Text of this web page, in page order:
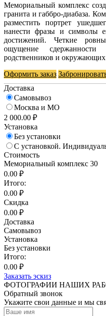
Мемориальный комплекс
гранита и габбро-диабаза.
разместить портрет
нанести фразы и символы
достижений. Четкие
ощущение
родственников и окружающих
Оформить заказ
Доставка
Самовывоз
Москва и МО
2 000.00 ₽
Установка
Без установки
С установкой.
Стоимость
Мемориальный комплекс 30
0.00 ₽
Итого:
0.00 ₽
Скидка
0.00 ₽
Доставка
Самовывоз
Установка
Без установки
Итого:
0.00 ₽
Заказать эскиз
ФОТОГРАФИИ НАШИХ
Обратный звонок
Укажите свои данные и мы